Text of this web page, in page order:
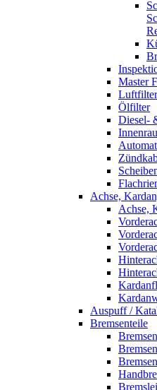
Master
Luftfilter
Ölfilter
Diesel-
Achse,
Achse,
Auspuff /
Bremsenteile